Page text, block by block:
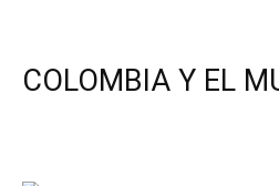
COLOMBIA Y EL